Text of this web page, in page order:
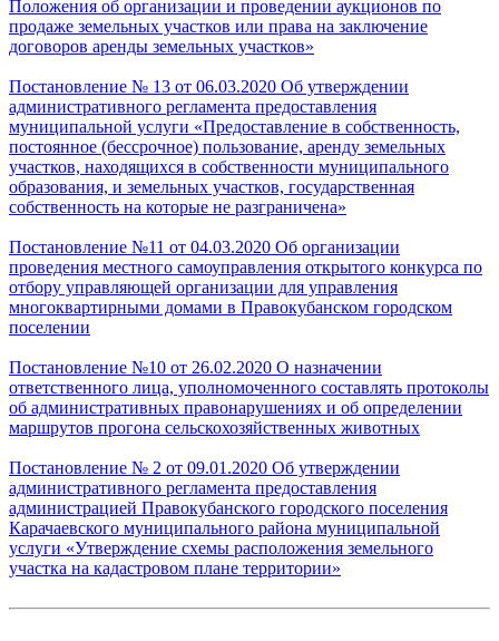
Положения об организации и проведении аукционов по
продаже земельных участков или права на заключение
договоров аренды земельных участков»
Постановление № 13 от 06.03.2020 Об утверждении
административного регламента предоставления
муниципальной услуги «Предоставление в собственность,
постоянное (бессрочное) пользование, аренду земельных
участков, находящихся в собственности муниципального
образования, и земельных участков, государственная
собственность на которые не разграничена»
Постановление №11 от 04.03.2020 Об организации
проведения местного самоуправления открытого конкурса по
отбору управляющей организации для управления
многоквартирными домами в Правокубанском городском
поселении
Постановление №10 от 26.02.2020 О назначении
ответственного лица, уполномоченного составлять протоколы
об административных правонарушениях и об определении
маршрутов прогона сельскохозяйственных животных
Постановление № 2 от 09.01.2020 Об утверждении
административного регламента предоставления
администрацией Правокубанского городского поселения
Карачаевского муниципального района муниципальной
услуги «Утверждение схемы расположения земельного
участка на кадастровом плане территории»